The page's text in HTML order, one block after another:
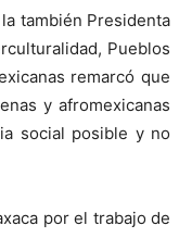
también Presidenta
Pueblos
remarcó que
y afromexicanas
social posible y no
por el trabajo de